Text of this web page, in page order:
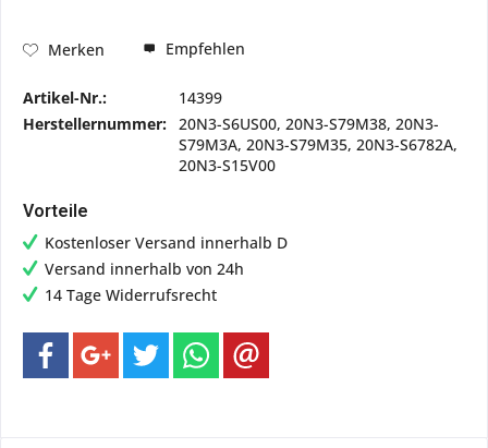
Merken Empfehlen
Artikel-Nr.:
14399
Herstellernummer: 20N3-S6US00, 20N3-S79M38, 20N3-
S79M3A, 20N3-S79M35, 20N3-S6782A,
20N3-S15V00
Vorteile
Kostenloser Versand innerhalb D
Versand innerhalb von 24h
14 Tage Widerrufsrecht